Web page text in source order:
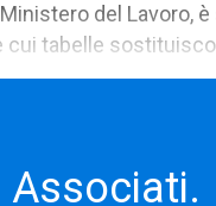
del Lavoro,
cui tabelle
Associati.